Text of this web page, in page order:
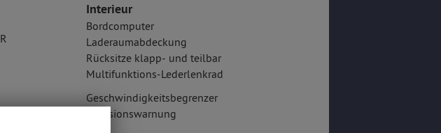
Interieur
Bordcomputer
Laderaumabdeckung
Rücksitze klapp- und teilbar
Multifunktions-Lederlenkrad
Geschwindigkeitsbegrenzer
Kollisionswarnung